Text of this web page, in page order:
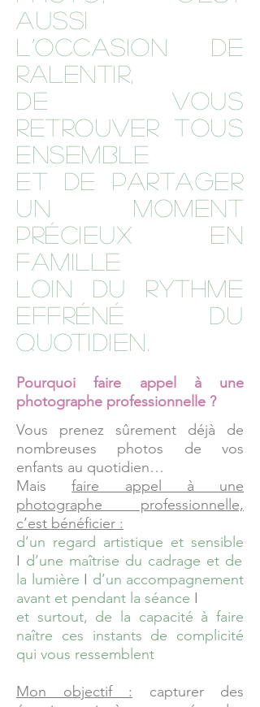
aussi
l’occasion de
ralentir,
de vous
retrouver tous
ensemble
et de partager
un moment
précieux en
famillE
loin du rythme
effréné du
quotidien.
Pourquoi faire appel à une
photographe professionnelle ?
Vous prenez sûrement déjà de
nombreuses photos de vos
enfants au quotidien…
Maisfaire appel à une
photographe professionnelle,
c’est bénéficier :
d’un regard artistique et sensible
I d’une maîtrise du cadrage et de
la lumière I d’un accompagnement
avant et pendant la séance I
et surtout, de la capacité à faire
naître ces instants de complicité
qui vous ressemblent
Mon objectif : capturer des